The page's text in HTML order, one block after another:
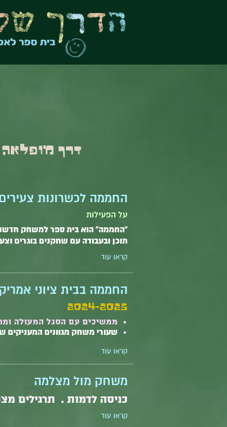
דרך
החממה לכשרונות
על הפעילות
"החממה" הוא בית ספר למשחק חדשני
תוכן ובעבודה עם שחקנים בוגרים
קראו עוד
החממה בבית ציוני
2024-2025
ממשיכים עם הסגל המעולה
שעורי משחק מגוונים המעניקים
קראו עוד
משחק מול מצלמה
כניסה לדמות . תרגילים
קראו עוד